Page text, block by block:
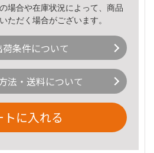
場合や在庫状況によって、商品
ただく場合がございます。
荷条件について
法・送料について
トに入れる